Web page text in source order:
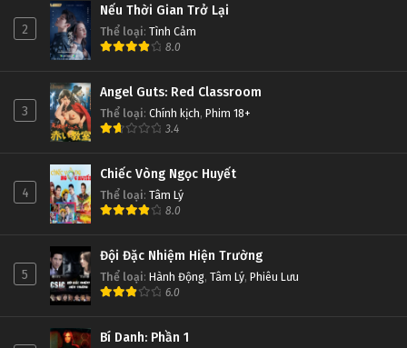
2
Nếu Thời Gian Trở Lại
Thể loại: Tình Cảm
8.0
3
Angel Guts: Red Classroom
Thể loại: Chính kịch, Phim 18+
3.4
4
Chiếc Vòng Ngọc Huyết
Thể loại: Tâm Lý
8.0
5
Đội Đặc Nhiệm Hiện Trường
Thể loại: Hành Động, Tâm Lý, Phiêu Lưu
6.0
Bí Danh: Phần 1